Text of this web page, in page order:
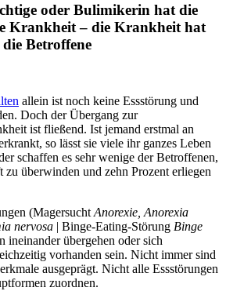
oder Bulimikerin hat die
Krankheit – die Krankheit hat
Betroffene
allein ist noch keine Essstörung und
Doch der Übergang zur
ist fließend. Ist jemand erstmal an
so lässt sie viele ihr ganzes Leben
schaffen es sehr wenige der Betroffenen,
zu überwinden und zehn Prozent erliegen
(Magersucht Anorexie, Anorexia
nervosa | Binge-Eating-Störung Binge
ineinander übergehen oder sich
vorhanden sein. Nicht immer sind
ausgeprägt. Nicht alle Essstörungen
zuordnen.